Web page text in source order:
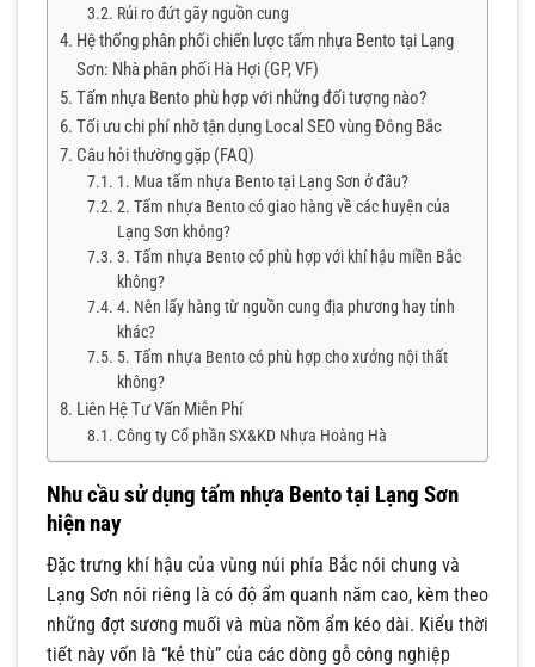
Rủi ro đứt gãy nguồn cung
Hệ thống phân phối chiến lược tấm nhựa Bento tại Lạng
Sơn: Nhà phân phối Hà Hợi (GP, VF)
Tấm nhựa Bento phù hợp với những đối tượng nào?
Tối ưu chi phí nhờ tận dụng Local SEO vùng Đông Bắc
Câu hỏi thường gặp (FAQ)
1. Mua tấm nhựa Bento tại Lạng Sơn ở đâu?
2. Tấm nhựa Bento có giao hàng về các huyện của
Lạng Sơn không?
3. Tấm nhựa Bento có phù hợp với khí hậu miền Bắc
không?
4. Nên lấy hàng từ nguồn cung địa phương hay tỉnh
khác?
5. Tấm nhựa Bento có phù hợp cho xưởng nội thất
không?
Liên Hệ Tư Vấn Miễn Phí
Công ty Cổ phần SX&KD Nhựa Hoàng Hà
Nhu cầu sử dụng tấm nhựa Bento tại Lạng Sơn
hiện nay
Đặc trưng khí hậu của vùng núi phía Bắc nói chung và
Lạng Sơn nói riêng là có độ ẩm quanh năm cao, kèm theo
những đợt sương muối và mùa nồm ẩm kéo dài. Kiểu thời
tiết này vốn là “kẻ thù” của các dòng gỗ công nghiệp